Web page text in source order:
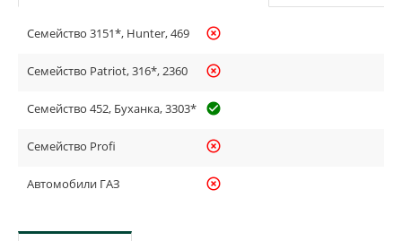
Семейство 3151*, Hunter, 469 highlight_off
Семейство Patriot, 316*, 2360 highlight_off
Семейство 452, Буханка, 3303* check_circle_outline
Семейство Profi highlight_off
Автомобили ГАЗ highlight_off